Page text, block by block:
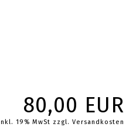
80,00 EUR
Inkl. 19% MwSt zzgl. Versandkosten